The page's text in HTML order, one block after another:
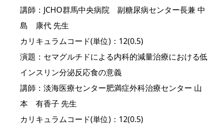
講師：JCHO群馬中央病院 副糖尿病センター長兼 中
島 康代 先生
カリキュラムコード(単位)：12(0.5)
演題：セマグルチドによる内科的減量治療における低
インスリン分泌反応食の意義
講師：淡海医療センター肥満症外科治療センター 山
本 有香子 先生
カリキュラムコード(単位)：12(0.5)